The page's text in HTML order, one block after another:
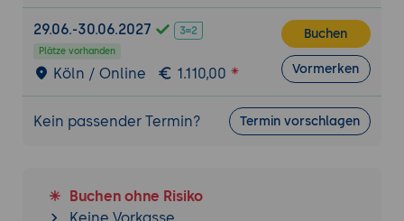
anderen Erweiterungen mit Foundation.
Responsive Design und Media Queries
Breakpoints: Verständnis und Nutzung von
Breakpoints zur Erstellung responsiver
Designs.
Media Queries: Anpassung des Layouts mit
Flexbox zur Erstellung flexibler und
29.06.-30.06.2027
Plätze vorhanden
Köln / Online 1.110,00
Buchen
Vormerken
Kein passender Termin? Termin vorschlagen
Buchen ohne Risiko